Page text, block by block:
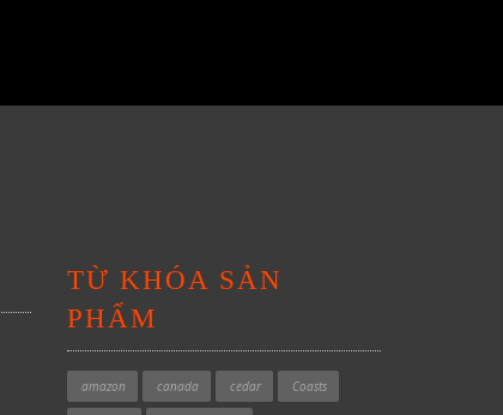
TỪ KHÓA SẢN
PHẨM
amazon canada cedar Coasts